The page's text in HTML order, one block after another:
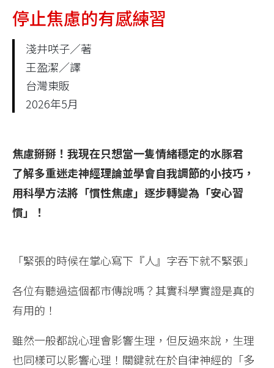
停止焦慮的有感練習
淺井咲子／著
王盈潔／譯
台灣東販
2026年5月
焦慮掰掰！我現在只想當一隻情緒穩定的水豚君
了解多重迷走神經理論並學會自我調節的小技巧，
用科學方法將「慣性焦慮」逐步轉變為「安心習
慣」！
「緊張的時候在掌心寫下『人』字吞下就不緊張」
各位有聽過這個都市傳說嗎？其實科學實證是真的
有用的！
雖然一般都說心理會影響生理，但反過來說，生理
也同樣可以影響心理！關鍵就在於自律神經的「多